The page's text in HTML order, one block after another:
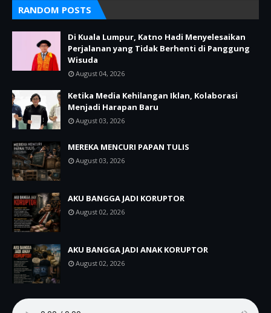
RANDOM POSTS
Di Kuala Lumpur, Katno Hadi Menyelesaikan
Perjalanan yang Tidak Berhenti di Panggung
Wisuda
August 04, 2026
Ketika Media Kehilangan Iklan, Kolaborasi
Menjadi Harapan Baru
August 03, 2026
MEREKA MENCURI PAPAN TULIS
August 03, 2026
AKU BANGGA JADI KORUPTOR
August 02, 2026
AKU BANGGA JADI ANAK KORUPTOR
August 02, 2026